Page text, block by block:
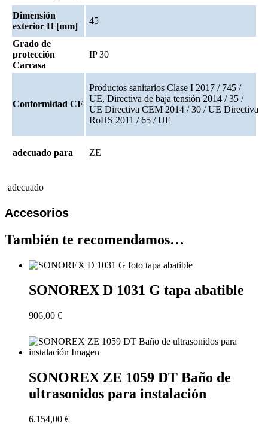
Dimensión
exterior H [mm]
45
Grado de
protección
Carcasa
IP 30
Conformidad CE
Productos sanitarios Clase I 2017 / 745 /
UE, Directiva de baja tensión 2014 / 35 /
UE Directiva CEM 2014 / 30 / UE Directiva
RoHS 2011 / 65 / UE
adecuado para ZE
adecuado
Accesorios
También te recomendamos…
SONOREX D 1031 G tapa abatible
906,00 €
SONOREX ZE 1059 DT Baño de
ultrasonidos para instalación
6.154,00 €